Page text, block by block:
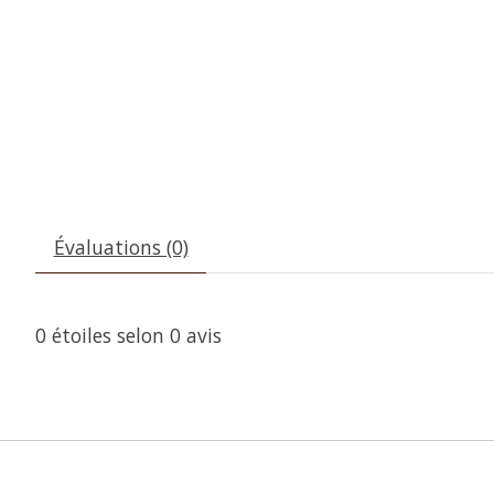
Évaluations (0)
0 étoiles selon 0 avis